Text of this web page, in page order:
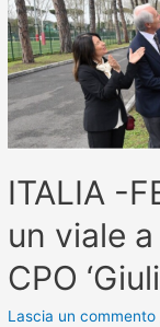
ITALIA -
un viale
CPO
Lascia un commento